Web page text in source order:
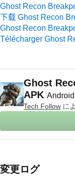
Ghost Recon
下载 Ghost Recon
Ghost Recon
Télécharger Ghost
Ghost
APK
Tech Follow に
変更ログ